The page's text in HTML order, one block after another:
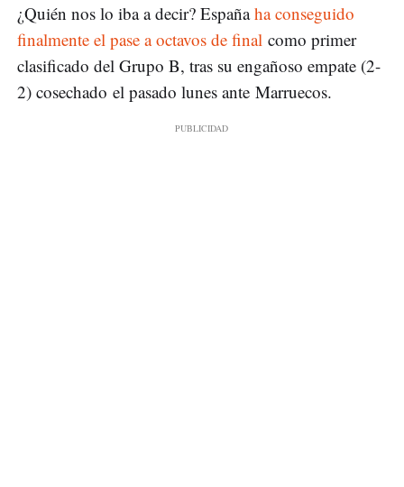
¿Quién nos lo iba a decir? Españaha conseguido
finalmente el pase a octavos de final como primer
clasificado del Grupo B, tras su engañoso empate (2-
2) cosechado el pasado lunes ante Marruecos.